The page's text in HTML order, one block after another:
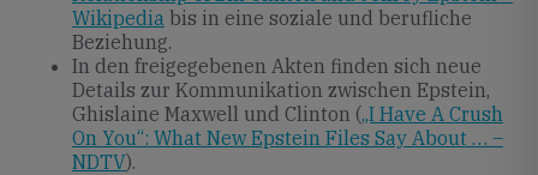
Wikipedia bis in eine soziale und berufliche
Beziehung.
In den freigegebenen Akten finden sich neue
Details zur Kommunikation zwischen Epstein,
Ghislaine Maxwell und Clinton („I Have A Crush
On You“: What New Epstein Files Say About … –
NDTV).